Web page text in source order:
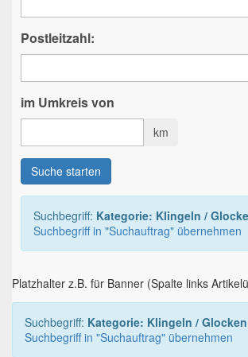
Postleitzahl:
im Umkreis von
km
Suche starten
Suchbegriff: Kategorie: Klingeln /
Suchbegriff in "Suchauftrag" übernehmen
Platzhalter z.B. für Banner (Spalte links
Suchbegriff: Kategorie: Klingeln / Glocken
Suchbegriff in "Suchauftrag" übernehmen